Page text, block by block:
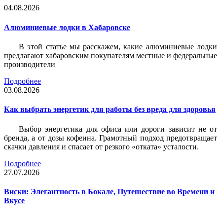
04.08.2026
Алюминиевые лодки в Хабаровске
В этой статье мы расскажем, какие алюминиевые лодки
предлагают хабаровским покупателям местные и федеральные
производители
Подробнее
03.08.2026
Как выбрать энергетик для работы без вреда для здоровья
Выбор энергетика для офиса или дороги зависит не от
бренда, а от дозы кофеина. Грамотный подход предотвращает
скачки давления и спасает от резкого «отката» усталости.
Подробнее
27.07.2026
Виски: Элегантность в Бокале, Путешествие во Времени и
Вкусе